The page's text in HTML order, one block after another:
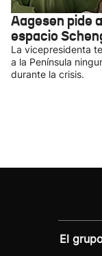
Aagesen pide
espacio
La vicepresidenta
a la Península
durante la crisis.
El